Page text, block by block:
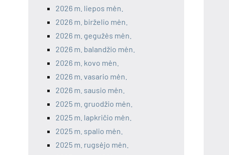
2026 m. liepos mėn.
2026 m. birželio mėn.
2026 m. gegužės mėn.
2026 m. balandžio mėn.
2026 m. kovo mėn.
2026 m. vasario mėn.
2026 m. sausio mėn.
2025 m. gruodžio mėn.
2025 m. lapkričio mėn.
2025 m. spalio mėn.
2025 m. rugsėjo mėn.